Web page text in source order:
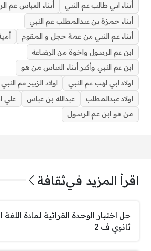
أبناء ابي طالب عم النبي
أبناء العباس عم
أبناء حمزة بن عبدالمطلب عم النبي
أبناء عم النبي من عمة حجل و المقوم
ابن عم الرسول واخوة من الرضاعة
ابن عم النبي وأكبر أبناء العباس من هو
اولاد ابي لهب عم النبي
اولاد الزبير عم النبي
اولاد عبدالمطلب
عبدالله بن عباس
علي
من هو ابن عم الرسول
اقرأ المزيد فيثقافة
ثانوي ف 2